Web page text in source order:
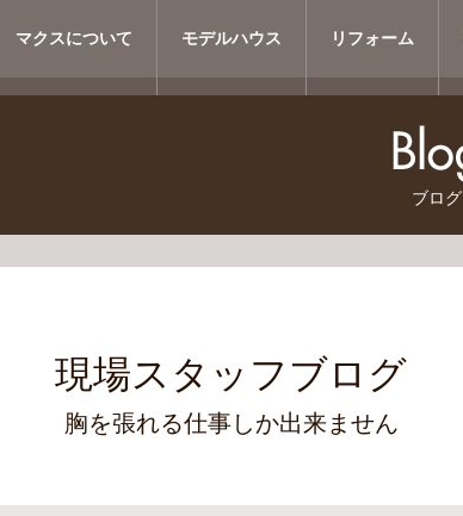
マクスについて モデルハウス リフォーム
ブログ
現場スタッフブログ
胸を張れる仕事しか出来ません